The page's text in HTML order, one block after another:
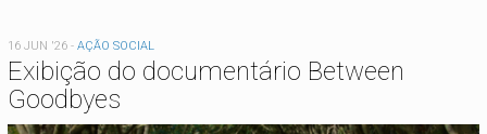
16 JUN '26 - AÇÃO SOCIAL
Exibição do documentário Between
Goodbyes